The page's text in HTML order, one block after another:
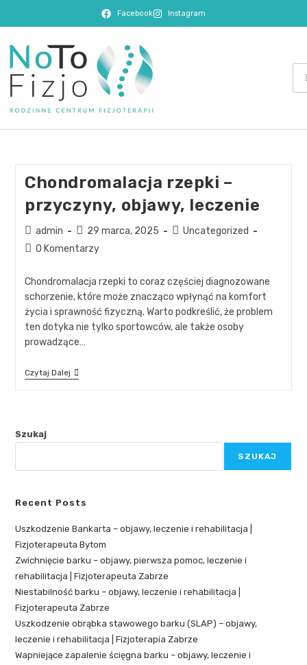
Facebook Instagram
Chondromalacja rzepki –
przyczyny, objawy, leczenie
admin 29 marca, 2025
Uncategorized
0 Komentarzy
Chondromalacja rzepki to coraz częściej diagnozowane
schorzenie, które może znacząco wpłynąć na komfort
życia i sprawność fizyczną. Warto podkreślić, że problem
ten dotyka nie tylko sportowców, ale także osoby
prowadzące…
Czytaj Dalej
Szukaj
SZUKAJ
Recent Posts
Uszkodzenie Bankarta – objawy, leczenie i rehabilitacja |
Fizjoterapeuta Bytom
Zwichnięcie barku – objawy, pierwsza pomoc, leczenie i
rehabilitacja | Fizjoterapeuta Zabrze
Niestabilność barku – objawy, leczenie i rehabilitacja |
Fizjoterapeuta Zabrze
Uszkodzenie obrąbka stawowego barku (SLAP) – objawy,
leczenie i rehabilitacja | Fizjoterapia Zabrze
Wapniejące zapalenie ścięgna barku – objawy, leczenie i